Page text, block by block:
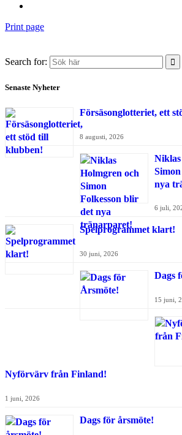
Print page
Search for:
Senaste Nyheter
Försäsonglotteriet, ett
8 augusti, 2026
nya
6 juli,
Spelprogrammet klart!
30 juni, 2026
Dags
15 juni,
Nyförvärv från Finland!
1 juni, 2026
Dags för årsmöte!